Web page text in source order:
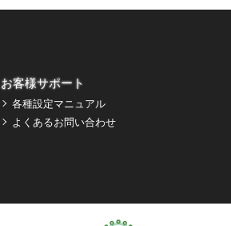
お客様サポート
各種設定マニュアル
よくあるお問い合わせ